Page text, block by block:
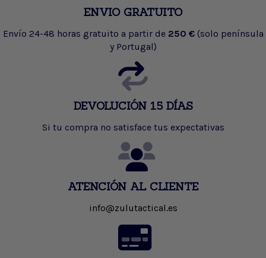
ENVIO GRATUITO
Envío 24-48 horas gratuito a partir de 250 € (solo península
y Portugal)
DEVOLUCIÓN 15 DÍAS
Si tu compra no satisface tus expectativas
ATENCIÓN AL CLIENTE
info@zulutactical.es